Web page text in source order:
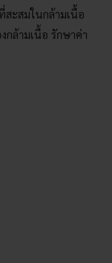
ะสมในกล้ามเนื้อ
กล้ามเนื้อ รักษาค่า